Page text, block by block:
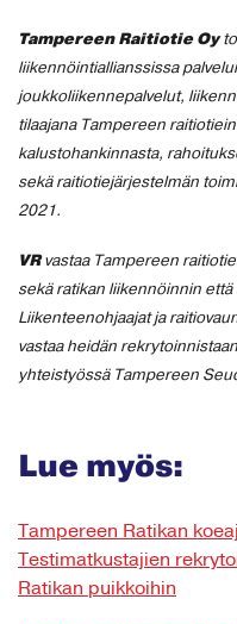
Tampereen Raitiotie Oy
liikennöintiallianssissa
joukkoliikennepalvelut,
tilaajana Tampereen
kalustohankinnasta,
sekä raitiotiejärjestelmän
2021.
VRvastaa Tampereen
sekä ratikan liikennöinnin
Liikenteenohjaajat ja
vastaa heidän
yhteistyössä Tampereen
Lue myös:
Tampereen Ratikan
Testimatkustajien
Ratikan puikkoihin